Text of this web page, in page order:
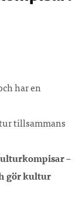
har en
tillsammans
–
gör kultur